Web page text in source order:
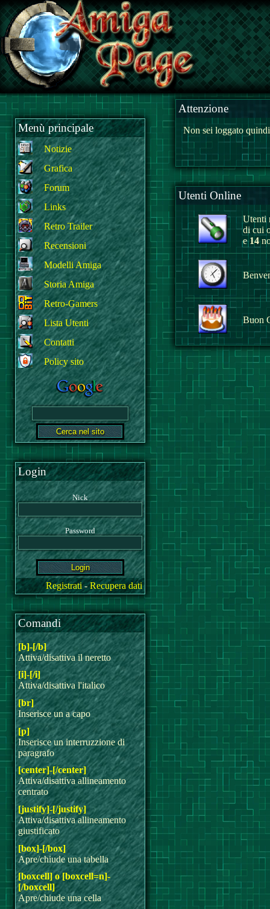
Menù principale
Notizie
Grafica
Forum
Links
Retro Trailer
Recensioni
Modelli Amiga
Storia Amiga
Retro-Gamers
Lista Utenti
Contatti
Policy sito
Login
Nick
Password
Registrati-Recupera dati
Comandi
[b]-[/b]
Attiva/disattiva il neretto
[i]-[/i]
Attiva/disattiva l'italico
[br]
Inserisce un a capo
[p]
Inserisce un interruzzione di
paragrafo
[center]-[/center]
Attiva/disattiva allineamento
centrato
[justify]-[/justify]
Attiva/disattiva allineamento
giustificato
[box]-[/box]
Apre/chiude una tabella
[boxcell] o [boxcell=n]-
[/boxcell]
Apre/chiude una cella
Attenzione
Non sei loggato
Utenti Online
Utenti
di cui
e14
Buon